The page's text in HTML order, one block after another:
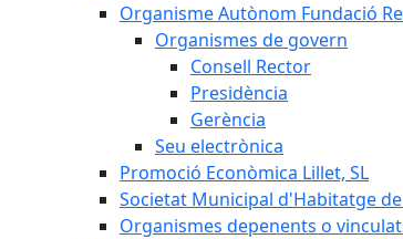
Organisme Autònom Fundació
Organismes de govern
Consell Rector
Presidència
Gerència
Seu electrònica
Promoció Econòmica Lillet, SL
Societat Municipal d'Habitatge de
Organismes depenents o